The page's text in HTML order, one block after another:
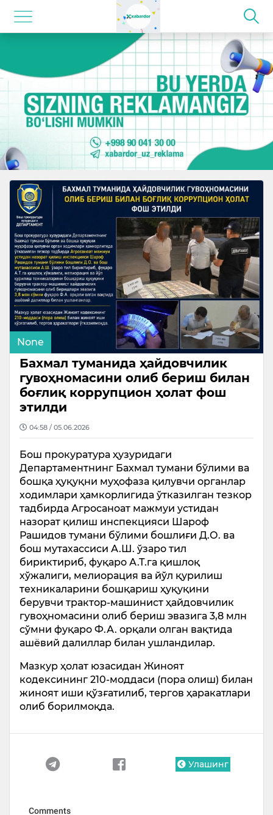
None
Бахмал туманида ҳайдовчилик
гувоҳномасини олиб бериш билан
боғлиқ коррупцион ҳолат фош
этилди
04:58 / 05.06.2026
Бош прокуратура ҳузуридаги
Департаментнинг Бахмал тумани бўлими ва
бошқа ҳуқуқни муҳофаза қилувчи органлар
ходимлари ҳамкорлигида ўтказилган тезкор
тадбирда Агросаноат мажмуи устидан
назорат қилиш инспекцияси Шароф
Рашидов тумани бўлими бошлиғи Д.О. ва
бош мутахассиси А.Ш. ўзаро тил
бириктириб, фуқаро А.Т.га қишлоқ
хўжалиги, мелиорация ва йўл қурилиш
техникаларини бошқариш ҳуқуқини
берувчи трактор-машинист ҳайдовчилик
гувоҳномасини олиб бериш эвазига 3,8 млн
сўмни фуқаро Ф.А. орқали олган вақтида
ашёвий далиллар билан ушландилар.
Мазкур ҳолат юзасидан Жиноят
кодексининг 210-моддаси (пора олиш) билан
жиноят иши қўзғатилиб, тергов ҳаракатлари
олиб борилмоқда.
Улашинг